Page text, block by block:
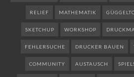
RELIEF MATHEMATIK
SKETCHUP WORKSHOP
FEHLERSUCHE DRUCKER BAUEN
COMMUNITY AUSTAUSCH